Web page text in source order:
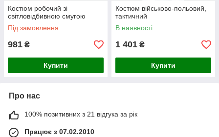
Костюм робочий зі
світловідбивною смугою
Під замовлення
981 ₴
Купити
Костюм військово-польовий,
тактичний
В наявності
1 401 ₴
Купити
Про нас
100% позитивних з 21 відгука за рік
Працює з 07.02.2010